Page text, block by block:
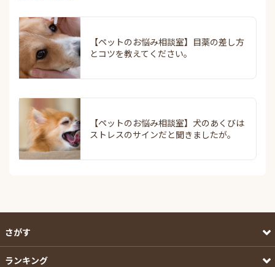
【ペットのお悩み相談室】目薬の差し方
とコツを教えてください。
【ペットのお悩み相談室】犬のあくびは
ストレスのサインだと聞きましたが。
さがす
ランキング